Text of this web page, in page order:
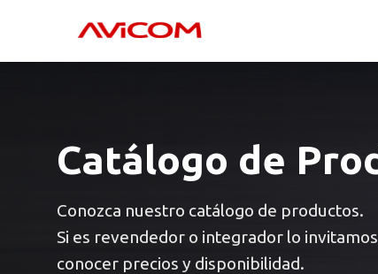
Catálogo de
Conozca nuestro catálogo de productos.
Si es revendedor o integrador lo
conocer precios y disponibilidad.